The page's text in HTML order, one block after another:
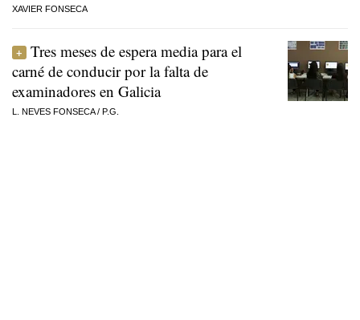
XAVIER FONSECA
Tres meses de espera media para el
carné de conducir por la falta de
examinadores en Galicia
L. NEVES FONSECA/ P.G.